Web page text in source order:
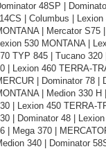
48SP |
| Columbus |
| Mercator S75
530 MONTANA |
TYP 845 | Tucano
| Lexion 460 TERRA-
| Dominator 78 |
| Medion 330
| Lexion 450 TERRA-
| Dominator 48 |
| Mega 370 |
340 | Dominator